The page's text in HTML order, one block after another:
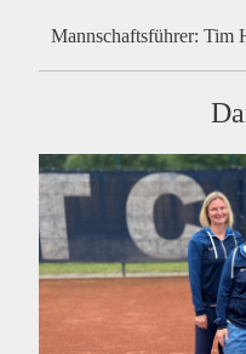
Mannschaftsführer: Tim